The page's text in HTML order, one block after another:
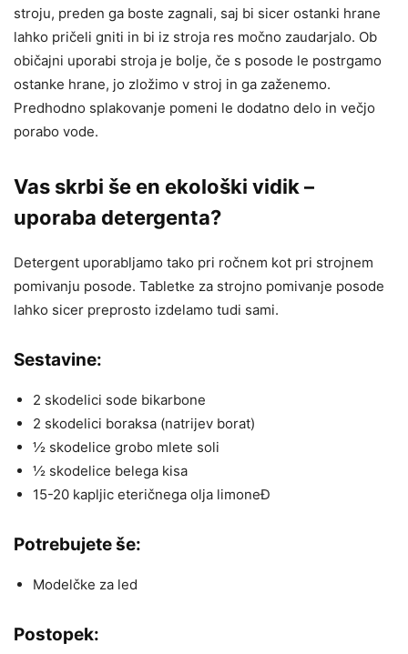
stroju, preden ga boste zagnali, saj bi sicer ostanki hrane
lahko pričeli gniti in bi iz stroja res močno zaudarjalo. Ob
običajni uporabi stroja je bolje, če s posode le postrgamo
ostanke hrane, jo zložimo v stroj in ga zaženemo.
Predhodno splakovanje pomeni le dodatno delo in večjo
porabo vode.
Vas skrbi še en ekološki vidik –
uporaba detergenta?
Detergent uporabljamo tako pri ročnem kot pri strojnem
pomivanju posode. Tabletke za strojno pomivanje posode
lahko sicer preprosto izdelamo tudi sami.
Sestavine:
2 skodelici sode bikarbone
2 skodelici boraksa (natrijev borat)
½ skodelice grobo mlete soli
½ skodelice belega kisa
15-20 kapljic eteričnega olja limoneĐ
Potrebujete še:
Modelčke za led
Postopek: